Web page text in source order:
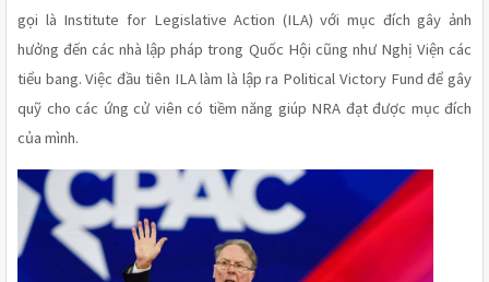
gọi là Institute for Legislative Action (ILA) với mục đích gây ảnh
hưởng đến các nhà lập pháp trong Quốc Hội cũng như Nghị Viện các
tiểu bang. Việc đầu tiên ILA làm là lập ra Political Victory Fund để gây
quỹ cho các ứng cử viên có tiềm năng giúp NRA đạt được mục đích
của mình.